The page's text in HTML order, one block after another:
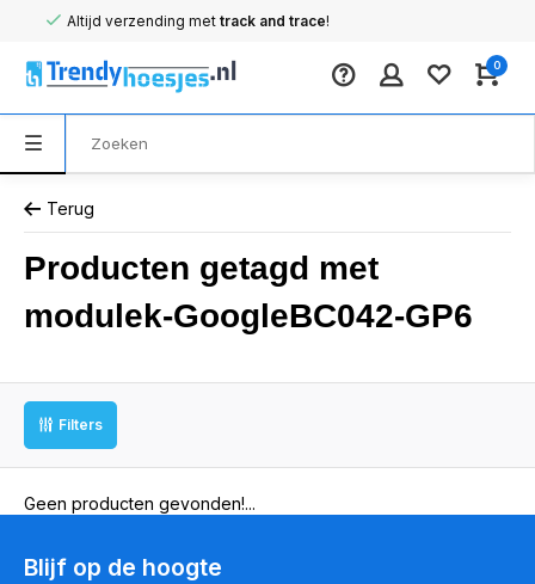
Altijd verzending mettrack and trace!
0
Terug
Producten getagd met
modulek-GoogleBC042-GP6
Filters
Geen producten gevonden!...
Blijf op de hoogte